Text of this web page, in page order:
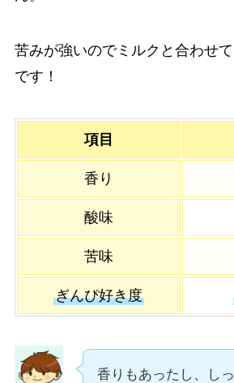
苦みが強いのでミルクと合わせ
です！
項目
香り
酸味
苦味
ぎんぴ好き度
香りもあったし、し